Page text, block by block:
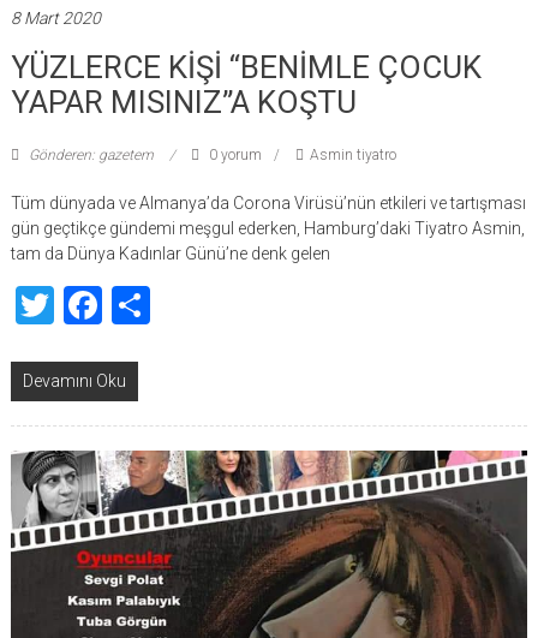
8 Mart 2020
YÜZLERCE KİŞİ “BENİMLE ÇOCUK
YAPAR MISINIZ”A KOŞTU
Gönderen: gazetem 0 yorum Asmin tiyatro
Tüm dünyada ve Almanya’da Corona Virüsü’nün etkileri ve tartışması
gün geçtikçe gündemi meşgul ederken, Hamburg’daki Tiyatro Asmin,
tam da Dünya Kadınlar Günü’ne denk gelen
TwitterFacebook
Share
Devamını Oku